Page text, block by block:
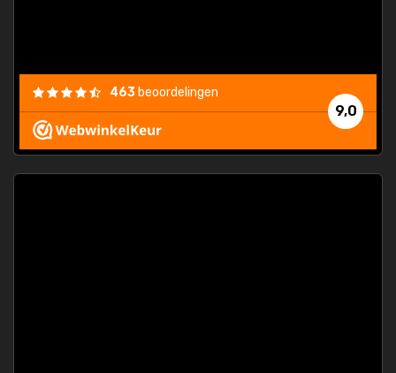
9,0
463 beoordelingen